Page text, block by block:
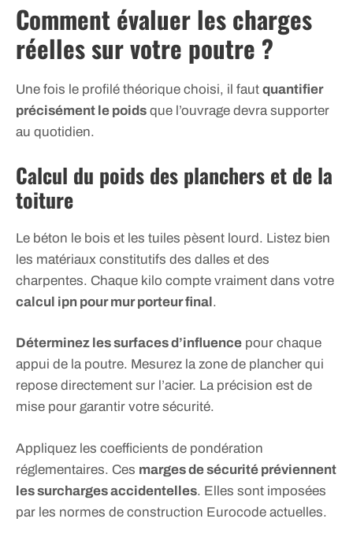
Comment évaluer les charges
réelles sur votre poutre ?
Une fois le profilé théorique choisi, il faut quantifier
précisément le poids que l’ouvrage devra supporter
au quotidien.
Calcul du poids des planchers et de la
toiture
Le béton le bois et les tuiles pèsent lourd. Listez bien
les matériaux constitutifs des dalles et des
charpentes. Chaque kilo compte vraiment dans votre
calcul ipn pour mur porteur final.
Déterminez les surfaces d’influence pour chaque
appui de la poutre. Mesurez la zone de plancher qui
repose directement sur l’acier. La précision est de
mise pour garantir votre sécurité.
Appliquez les coefficients de pondération
réglementaires. Ces marges de sécurité préviennent
les surcharges accidentelles. Elles sont imposées
par les normes de construction Eurocode actuelles.